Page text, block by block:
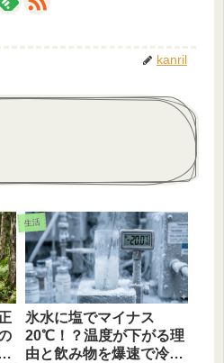
kanril
生活
氷水に塩でマイナス
20℃！？温度が下がる理
由と飲み物を爆速で冷や